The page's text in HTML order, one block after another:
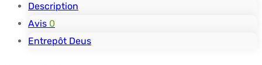
Description
Avis 0
Entrepôt Deus